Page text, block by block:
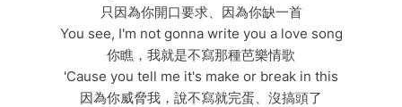
只因為你開口要求、因為你缺一首
You see, I'm not gonna write you a love song
你瞧，我就是不寫那種芭樂情歌
'Cause you tell me it's make or break in this
因為你威脅我，說不寫就完蛋、沒搞頭了